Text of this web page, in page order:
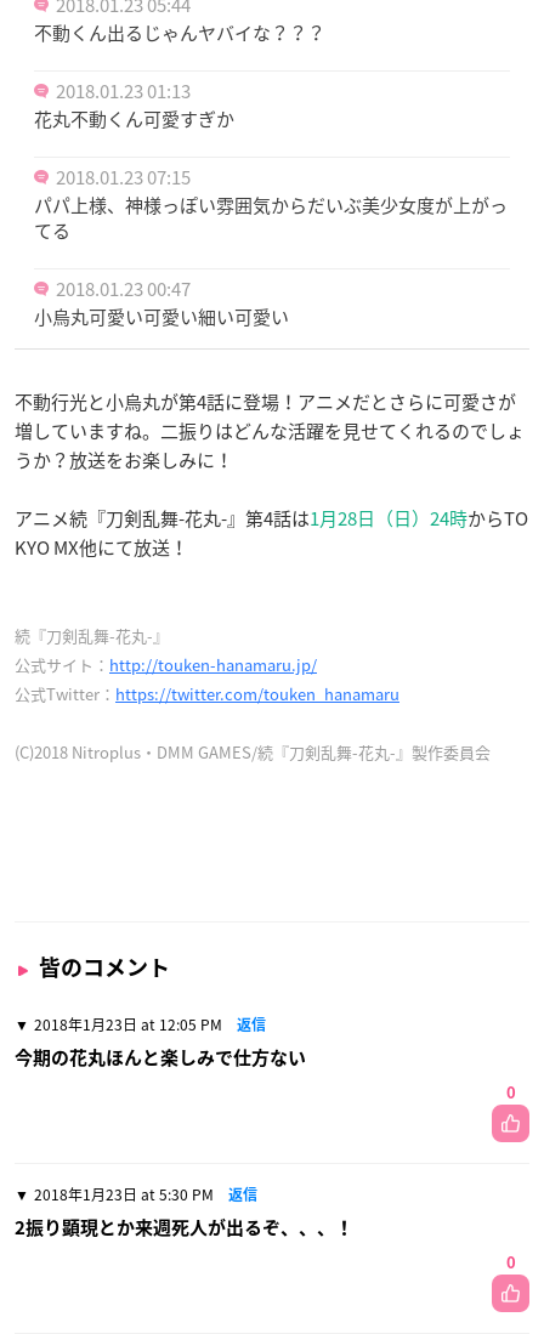
不動くん出るじゃんヤバイな？？？
2018.01.23 01:13
花丸不動くん可愛すぎか
2018.01.23 07:15
パパ上様、神様っぽい雰囲気からだいぶ美少女度が上がっ
てる
2018.01.23 00:47
小烏丸可愛い可愛い細い可愛い
不動行光と小烏丸が第4話に登場！アニメだとさらに可愛さが
増していますね。二振りはどんな活躍を見せてくれるのでしょ
うか？放送をお楽しみに！
アニメ続『刀剣乱舞-花丸-』第4話は1月28日（日）24時からTO
KYO MX他にて放送！
続『刀剣乱舞-花丸-』
公式サイト： http://touken-hanamaru.jp/
公式Twitter： https://twitter.com/touken_hanamaru
(C)2018 Nitroplus・DMM GAMES/続『刀剣乱舞-花丸-』製作委員会
皆のコメント
2018年1月23日 at 12:05 PM 返信
今期の花丸ほんと楽しみで仕方ない
0
2018年1月23日 at 5:30 PM 返信
2振り顕現とか来週死人が出るぞ、、、！
0